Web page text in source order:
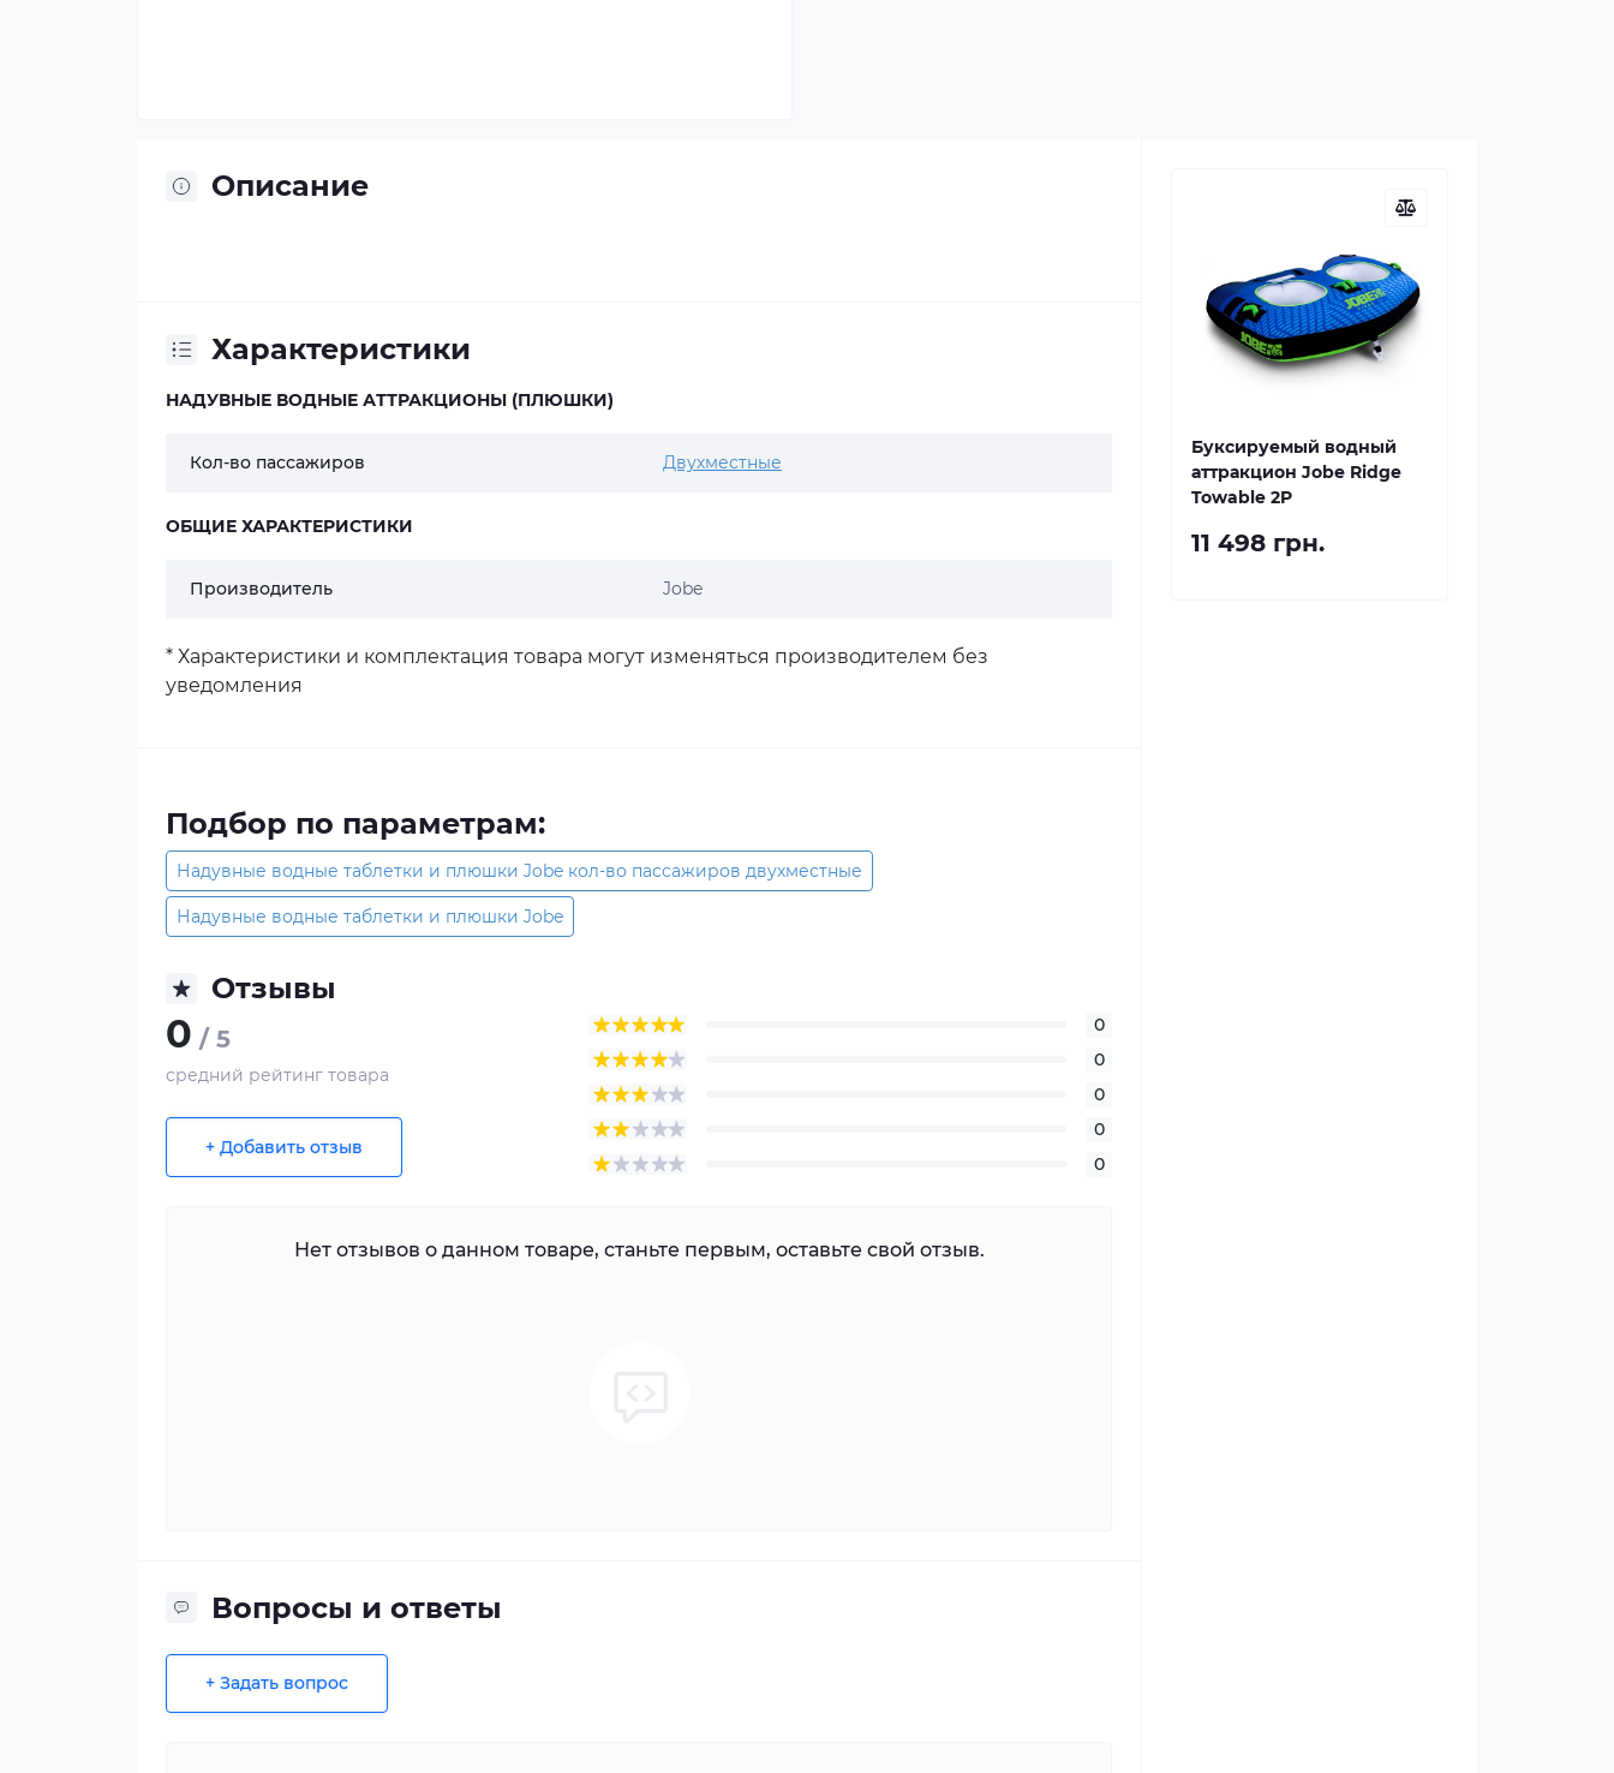
Описание
Характеристики
НАДУВНЫЕ ВОДНЫЕ АТТРАКЦИОНЫ (ПЛЮШКИ)
Кол-во пассажиров Двухместные
ОБЩИЕ ХАРАКТЕРИСТИКИ
Производитель Jobe
* Характеристики и комплектация товара могут изменяться производителем без
уведомления
Подбор по параметрам:
Надувные водные таблетки и плюшки Jobe кол-во пассажиров двухместные
Надувные водные таблетки и плюшки Jobe
Отзывы
0 / 5
средний рейтинг товара
+ Добавить отзыв
0
0
0
0
0
Нет отзывов о данном товаре, станьте первым, оставьте свой отзыв.
Вопросы и ответы
+ Задать вопрос
Буксируемый водный
аттракцион Jobe Ridge
Towable 2P
11 498 грн.